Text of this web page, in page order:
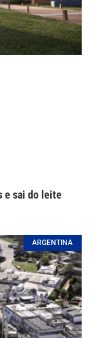
e sai do leite
ARGENTINA